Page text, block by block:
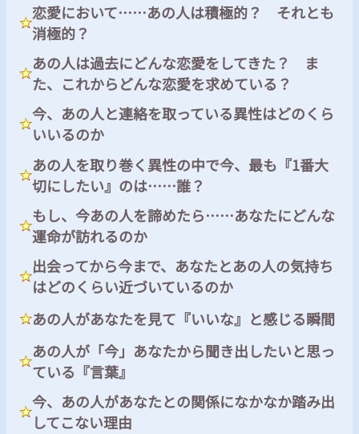
恋愛において……あの人は積極的？ それとも
消極的？
あの人は過去にどんな恋愛をしてきた？ ま
た、これからどんな恋愛を求めている？
今、あの人と連絡を取っている異性はどのくら
いいるのか
あの人を取り巻く異性の中で今、最も『1番大
切にしたい』のは……誰？
もし、今あの人を諦めたら……あなたにどんな
運命が訪れるのか
出会ってから今まで、あなたとあの人の気持ち
はどのくらい近づいているのか
あの人があなたを見て『いいな』と感じる瞬間
あの人が「今」あなたから聞き出したいと思っ
ている『言葉』
今、あの人があなたとの関係になかなか踏み出
してこない理由